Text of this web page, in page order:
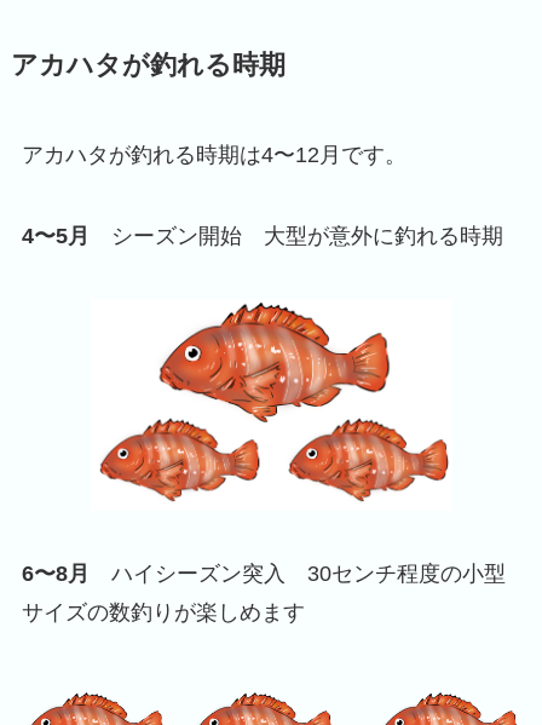
アカハタが釣れる時期
アカハタが釣れる時期は4〜12月です。
4〜5月 シーズン開始 大型が意外に釣れる時期
6〜8月
ハイシーズン突入 30センチ程度の小型
サイズの数釣りが楽しめます